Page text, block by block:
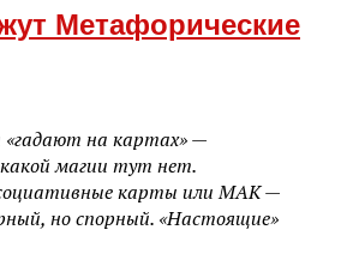
Метафорические
«гадают на картах» —
магии тут нет.
карты или МАК —
но спорный. «Настоящие»